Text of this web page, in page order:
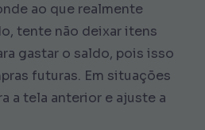
ao que realmente
tente não deixar itens
gastar o saldo, pois isso
futuras. Em situações
a tela anterior e ajuste a